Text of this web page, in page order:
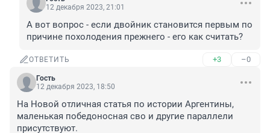
12 декабря 2023, 21:01
А вот вопрос - если двойник становится первым по
причине похолодения прежнего - его как считать?
ОТВЕТИТЬ +3 –0
Гость
12 декабря 2023, 18:50
На Новой отличная статья по истории Аргентины,
маленькая победоносная сво и другие параллели
присутствуют.